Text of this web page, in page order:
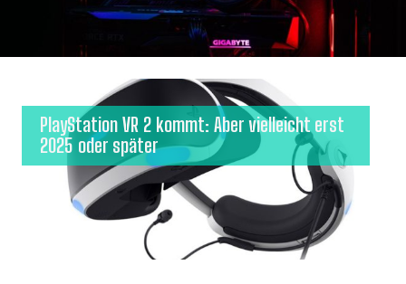
PlayStation VR 2 kommt: Aber vielleicht erst
2025 oder später